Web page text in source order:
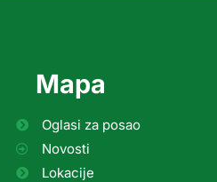
Mapa
Oglasi za posao
Novosti
Lokacije